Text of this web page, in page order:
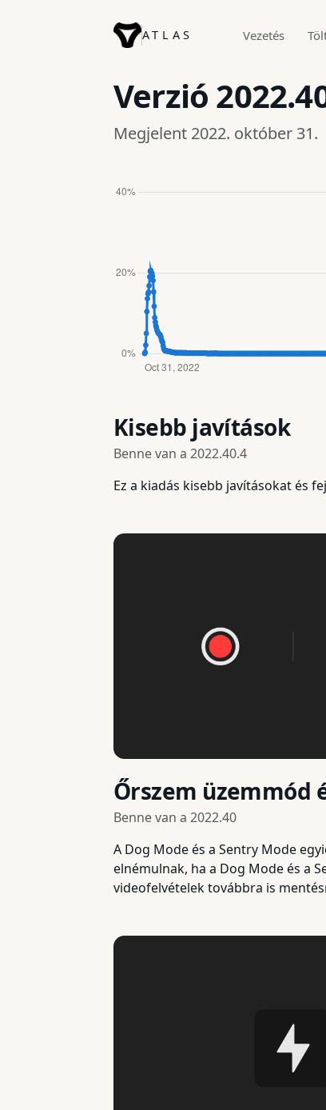
ATLAS Vezetés
Verzió
Megjelent 2022. október 31.
Kisebb javítások
Benne van a 2022.40.4
Ez a kiadás kisebb javításokat és
Őrszem üzemmód
Benne van a 2022.40
A Dog Mode és a Sentry Mode
elnémulnak, ha a Dog Mode és a
videofelvételek továbbra is